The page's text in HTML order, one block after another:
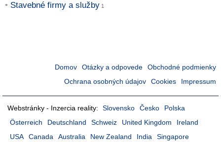
Stavebné firmy a služby
Domov Otázky a odpovede
Obchodné podmienky
Ochrana osobných údajov
Cookies Impressum
Webstránky - Inzercia reality: Slovensko Česko
Polska
Österreich
Deutschland Schweiz United Kingdom
Ireland
USA
Canada Australia New Zealand India Singapore